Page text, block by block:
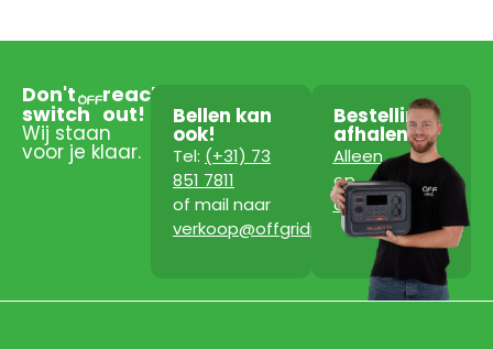
Don't
switch
reach
out!
Wij staan
voor je klaar.
Bellen kan
ook!
Tel: (+31) 73
851 7811
of mail naar
verkoop@offgridpowerstation.com
Bestelling
afhalen?
Alleen
op
afspraak!